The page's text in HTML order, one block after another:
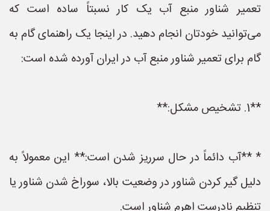
تعمیر شناور منبع آب یک کار نسبتاً ساده است که
می‌توانید خودتان انجام دهید. در اینجا یک راهنمای گام به
گام برای تعمیر شناور منبع آب در ایران آورده شده است:
**1. تشخیص مشکل:**
* **آب دائماً در حال سرریز شدن است:** این معمولاً به
دلیل گیر کردن شناور در وضعیت بالا، سوراخ شدن شناور یا
تنظیم نادرست اهرم شناور است.